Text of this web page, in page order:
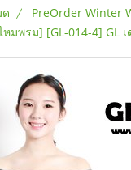
PreOrder Winter
มพรม] [GL-014-4] GL